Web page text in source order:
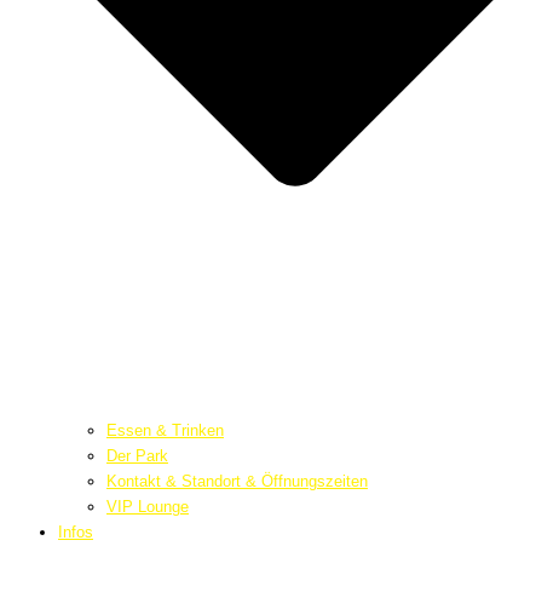
Essen & Trinken
Der Park
Kontakt & Standort & Öffnungszeiten
VIP Lounge
Infos